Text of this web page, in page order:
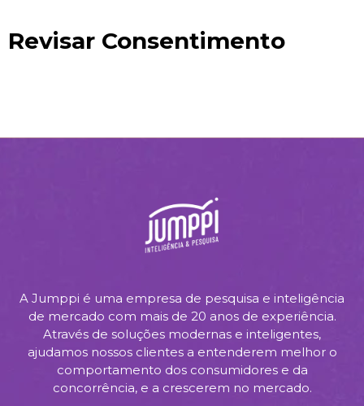
Revisar Consentimento
A Jumppi é uma empresa de pesquisa e inteligência
de mercado com mais de 20 anos de experiência.
Através de soluções modernas e inteligentes,
ajudamos nossos clientes a entenderem melhor o
comportamento dos consumidores e da
concorrência, e a crescerem no mercado.